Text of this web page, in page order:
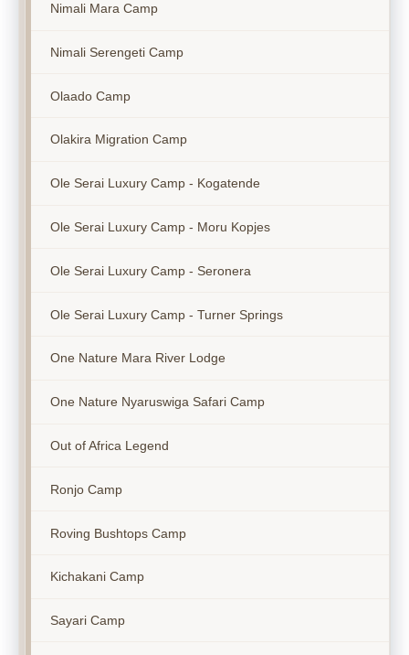
Nimali Mara Camp
Nimali Serengeti Camp
Olaado Camp
Olakira Migration Camp
Ole Serai Luxury Camp - Kogatende
Ole Serai Luxury Camp - Moru Kopjes
Ole Serai Luxury Camp - Seronera
Ole Serai Luxury Camp - Turner Springs
One Nature Mara River Lodge
One Nature Nyaruswiga Safari Camp
Out of Africa Legend
Ronjo Camp
Roving Bushtops Camp
Kichakani Camp
Sayari Camp